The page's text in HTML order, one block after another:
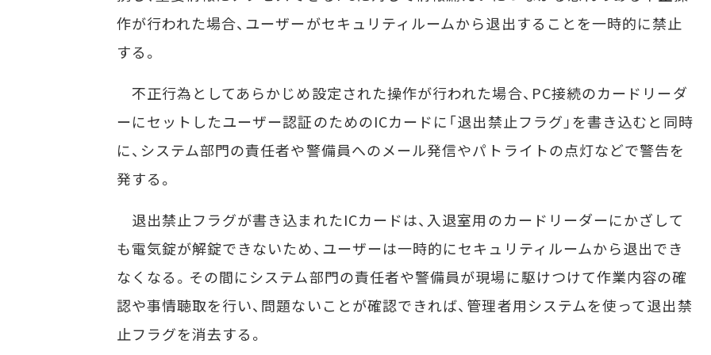
作が行われた場合、ユーザーがセキュリティルームから退出することを一時的に禁止
する。
不正行為としてあらかじめ設定された操作が行われた場合、PC接続のカードリーダ
ーにセットしたユーザー認証のためのICカードに「退出禁止フラグ」を書き込むと同時
に、システム部門の責任者や警備員へのメール発信やパトライトの点灯などで警告を
発する。
退出禁止フラグが書き込まれたICカードは、入退室用のカードリーダーにかざして
も電気錠が解錠できないため、ユーザーは一時的にセキュリティルームから退出でき
なくなる。その間にシステム部門の責任者や警備員が現場に駆けつけて作業内容の確
認や事情聴取を行い、問題ないことが確認できれば、管理者用システムを使って退出禁
止フラグを消去する。